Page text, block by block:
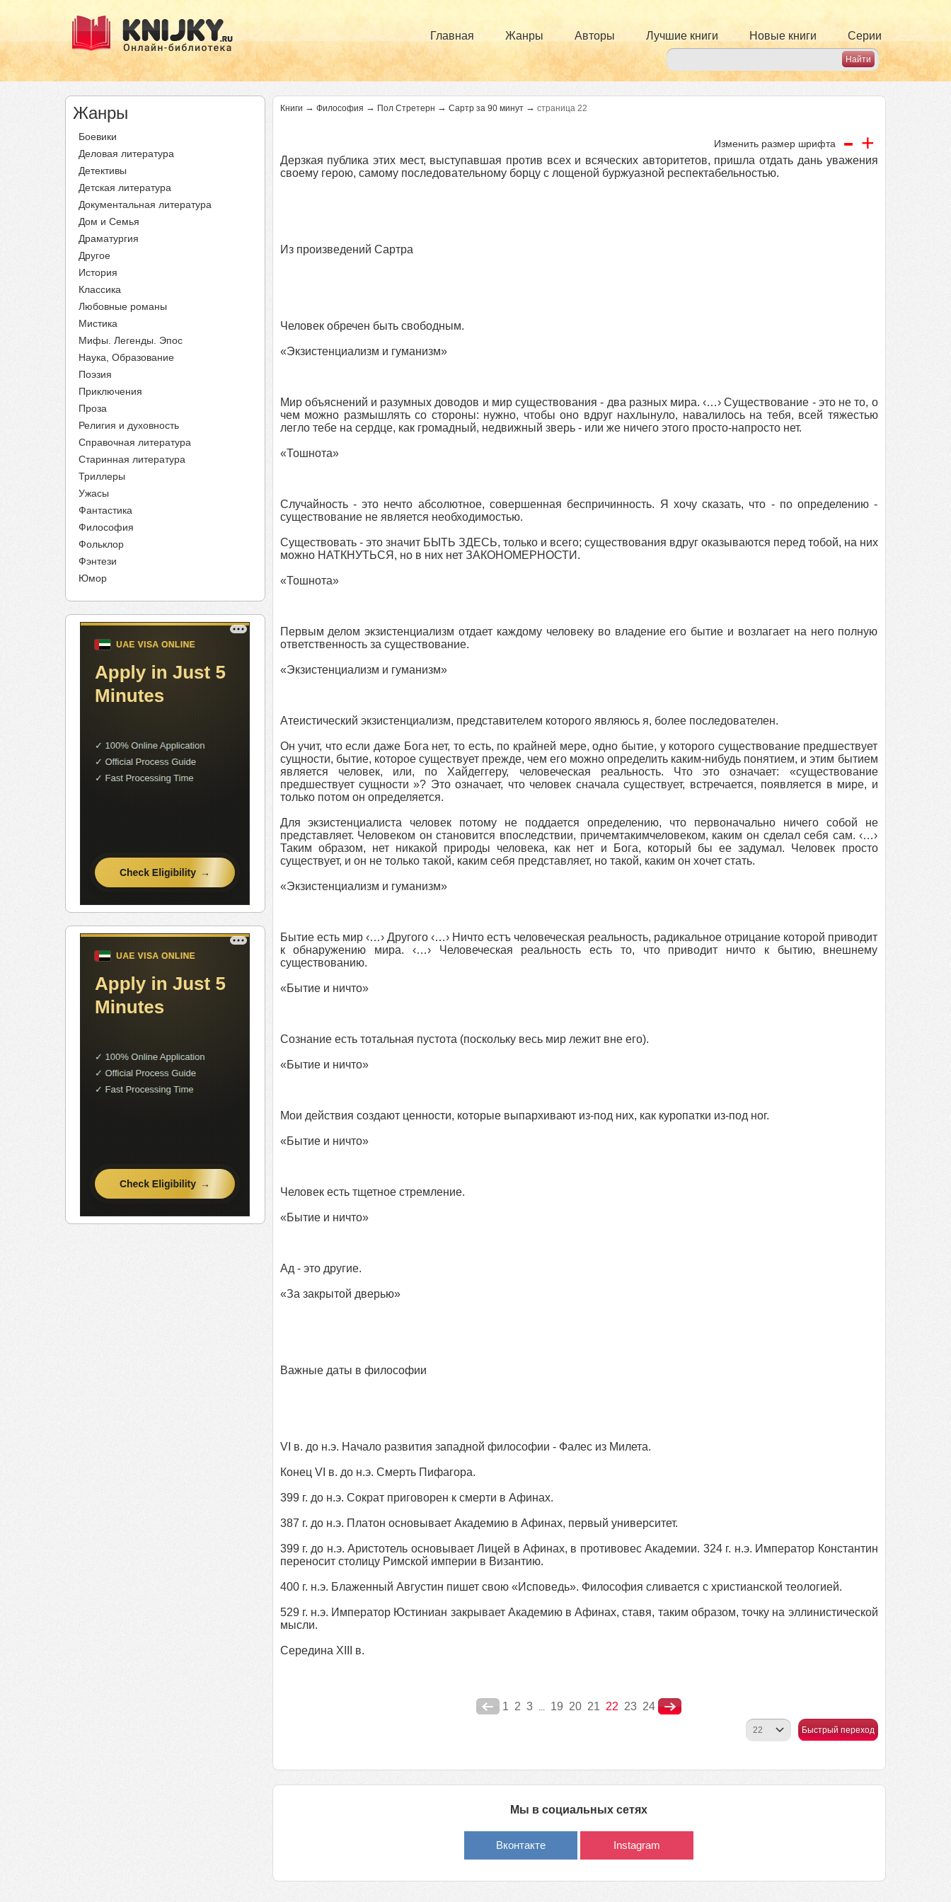
Главная Жанры Авторы Лучшие книги Новые книги Серии
Жанры
Боевики
Деловая литература
Детективы
Детская литература
Документальная литература
Дом и Семья
Драматургия
Другое
История
Классика
Любовные романы
Мистика
Мифы. Легенды. Эпос
Наука, Образование
Поэзия
Приключения
Проза
Религия и духовность
Справочная литература
Старинная литература
Триллеры
Ужасы
Фантастика
Философия
Фольклор
Фэнтези
Юмор
Книги → Философия → Пол Стретерн → Сартр за 90 минут → страница 22
Изменить размер шрифта - +
Дерзкая публика этих мест, выступавшая против всех и всяческих авторитетов, пришла отдать дань уважения
своему герою, самому последовательному борцу с лощеной буржуазной респектабельностью.
Из произведений Сартра
Человек обречен быть свободным.
«Экзистенциализм и гуманизм»
Мир объяснений и разумных доводов и мир существования - два разных мира. ‹…› Существование - это не то, о
чем можно размышлять со стороны: нужно, чтобы оно вдруг нахлынуло, навалилось на тебя, всей тяжестью
легло тебе на сердце, как громадный, недвижный зверь - или же ничего этого просто-напросто нет.
«Тошнота»
Случайность - это нечто абсолютное, совершенная беспричинность. Я хочу сказать, что - по определению -
существование не является необходимостью.
Существовать - это значит БЫТЬ ЗДЕСЬ, только и всего; существования вдруг оказываются перед тобой, на них
можно НАТКНУТЬСЯ, но в них нет ЗАКОНОМЕРНОСТИ.
«Тошнота»
Первым делом экзистенциализм отдает каждому человеку во владение его бытие и возлагает на него полную
ответственность за существование.
«Экзистенциализм и гуманизм»
Атеистический экзистенциализм, представителем которого являюсь я, более последователен.
Он учит, что если даже Бога нет, то есть, по крайней мере, одно бытие, у которого существование предшествует
сущности, бытие, которое существует прежде, чем его можно определить каким-нибудь понятием, и этим бытием
является человек, или, по Хайдеггеру, человеческая реальность. Что это означает: «существование
предшествует сущности »? Это означает, что человек сначала существует, встречается, появляется в мире, и
только потом он определяется.
Для экзистенциалиста человек потому не поддается определению, что первоначально ничего собой не
представляет. Человеком он становится впоследствии, причемтакимчеловеком, каким он сделал себя сам. ‹…›
Таким образом, нет никакой природы человека, как нет и Бога, который бы ее задумал. Человек просто
существует, и он не только такой, каким себя представляет, но такой, каким он хочет стать.
«Экзистенциализм и гуманизм»
Бытие есть мир ‹…› Другого ‹…› Ничто естъ человеческая реальность, радикальное отрицание которой приводит
к обнаружению мира. ‹…› Человеческая реальность есть то, что приводит ничто к бытию, внешнему
существованию.
«Бытие и ничто»
Сознание есть тотальная пустота (поскольку весь мир лежит вне его).
«Бытие и ничто»
Мои действия создают ценности, которые выпархивают из-под них, как куропатки из-под ног.
«Бытие и ничто»
Человек есть тщетное стремление.
«Бытие и ничто»
Ад - это другие.
«За закрытой дверью»
Важные даты в философии
VI в. до н.э. Начало развития западной философии - Фалес из Милета.
Конец VI в. до н.э. Смерть Пифагора.
399 г. до н.э. Сократ приговорен к смерти в Афинах.
387 г. до н.э. Платон основывает Академию в Афинах, первый университет.
399 г. до н.э. Аристотель основывает Лицей в Афинах, в противовес Академии. 324 г. н.э. Император Константин
переносит столицу Римской империи в Византию.
400 г. н.э. Блаженный Августин пишет свою «Исповедь». Философия сливается с христианской теологией.
529 г. н.э. Император Юстиниан закрывает Академию в Афинах, ставя, таким образом, точку на эллинистической
мысли.
Середина XIII в.
1 2 3 ... 19 20 21 22 23 24
Быстрый переход
Мы в социальных сетях
Вконтакте Instagram